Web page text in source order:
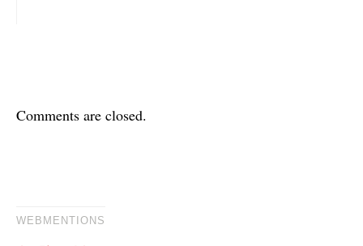
Comments are closed.
WEBMENTIONS